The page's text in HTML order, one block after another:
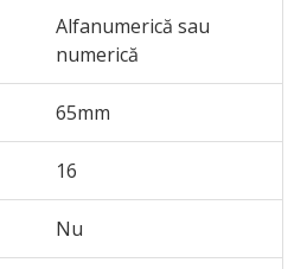
Alfanumerică sau
numerică
65mm
16
Nu